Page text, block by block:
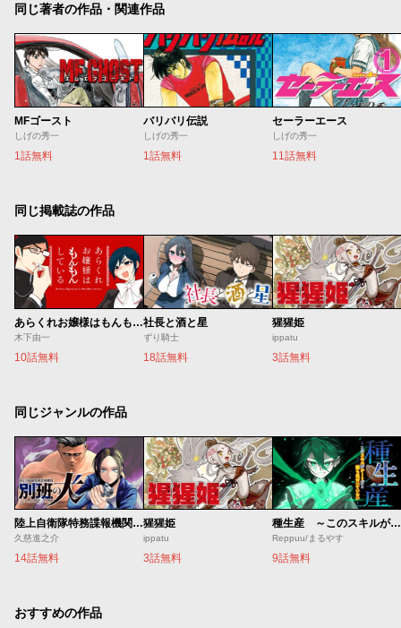
同じ著者の作品・関連作品
MFゴースト
しげの秀一
1話無料
バリバリ伝説
しげの秀一
1話無料
セーラーエース
しげの秀一
11話無料
同じ掲載誌の作品
あらくれお嬢様はもんもんしている
木下由一
10話無料
社長と酒と星
ずり騎士
18話無料
猩猩姫
ippatu
3話無料
同じジャンルの作品
陸上自衛隊特務諜報機関 別班の犬
久慈進之介
14話無料
猩猩姫
ippatu
3話無料
種生産 ～このスキルがチートだとまだ誰も気付いていない～
Reppuu/まるやす
9話無料
おすすめの作品